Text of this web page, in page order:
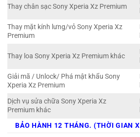
Thay chân sạc Sony Xperia Xz Premium
Thay mặt kính lưng/vỏ Sony Xperia Xz
Premium
Thay loa Sony Xperia Xz Premium khác
Giải mã / Unlock/ Phá mật khẩu Sony
Xperia Xz Premium
Dịch vụ sửa chữa Sony Xperia Xz
Premium khác
BẢO HÀNH 12 THÁNG. (THỜI GIAN